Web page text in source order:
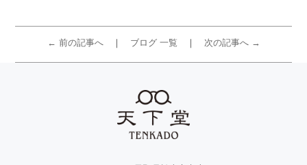
← 前の記事へ ブログ 一覧 次の記事へ →